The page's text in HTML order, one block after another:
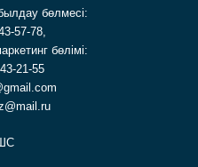
бөлмесі:
57-78,
бөлімі:
21-55